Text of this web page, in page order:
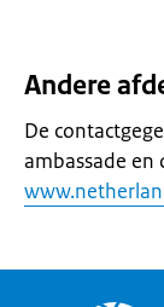
Andere
De
ambassade en